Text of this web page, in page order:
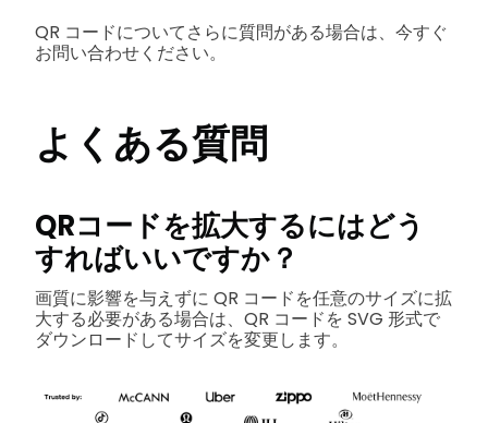
QR コードについてさらに質問がある場合は、今すぐ
お問い合わせください。
よくある質問
QRコードを拡大するにはどう
すればいいですか？
画質に影響を与えずに QR コードを任意のサイズに拡
大する必要がある場合は、QR コードを SVG 形式で
ダウンロードしてサイズを変更します。